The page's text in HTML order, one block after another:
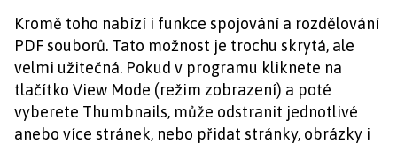
Kromě toho nabízí i funkce spojování a rozdělování
PDF souborů. Tato možnost je trochu skrytá, ale
velmi užitečná. Pokud v programu kliknete na
tlačítko View Mode (režim zobrazení) a poté
vyberete Thumbnails, může odstranit jednotlivé
anebo více stránek, nebo přidat stránky, obrázky i